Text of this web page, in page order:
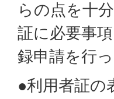
らの点を十
証に必要事
録申請を行
●利用者証の